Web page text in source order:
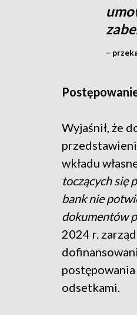
–
Wyjaśnił, że
wkładu
toczących się
bank nie
dokumentów
2024 r.
odsetkami.